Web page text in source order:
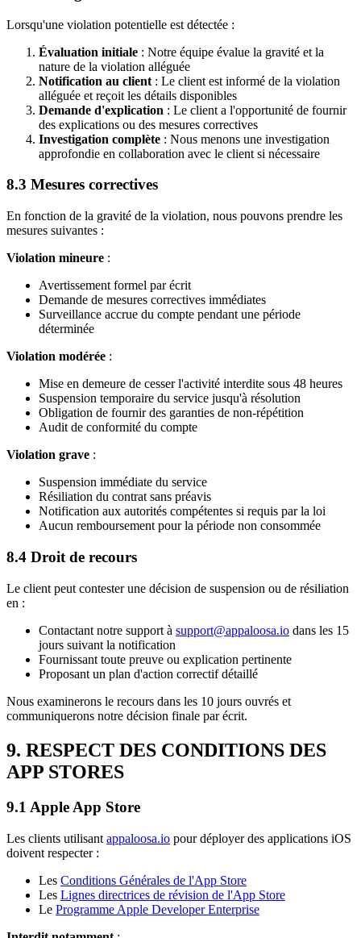
Lorsqu'une violation potentielle est détectée :
Évaluation initiale : Notre équipe évalue la gravité et la
nature de la violation alléguée
Notification au client : Le client est informé de la violation
alléguée et reçoit les détails disponibles
Demande d'explication : Le client a l'opportunité de fournir
des explications ou des mesures correctives
Investigation complète : Nous menons une investigation
approfondie en collaboration avec le client si nécessaire
8.3 Mesures correctives
En fonction de la gravité de la violation, nous pouvons prendre les
mesures suivantes :
Violation mineure :
Avertissement formel par écrit
Demande de mesures correctives immédiates
Surveillance accrue du compte pendant une période
déterminée
Violation modérée :
Mise en demeure de cesser l'activité interdite sous 48 heures
Suspension temporaire du service jusqu'à résolution
Obligation de fournir des garanties de non-répétition
Audit de conformité du compte
Violation grave :
Suspension immédiate du service
Résiliation du contrat sans préavis
Notification aux autorités compétentes si requis par la loi
Aucun remboursement pour la période non consommée
8.4 Droit de recours
Le client peut contester une décision de suspension ou de résiliation
en :
Contactant notre support à support@appaloosa.io dans les 15
jours suivant la notification
Fournissant toute preuve ou explication pertinente
Proposant un plan d'action correctif détaillé
Nous examinerons le recours dans les 10 jours ouvrés et
communiquerons notre décision finale par écrit.
9. RESPECT DES CONDITIONS DES
APP STORES
9.1 Apple App Store
Les clients utilisant appaloosa.io pour déployer des applications iOS
doivent respecter :
Les Conditions Générales de l'App Store
Les Lignes directrices de révision de l'App Store
Le Programme Apple Developer Enterprise